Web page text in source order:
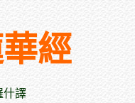
經
什譯